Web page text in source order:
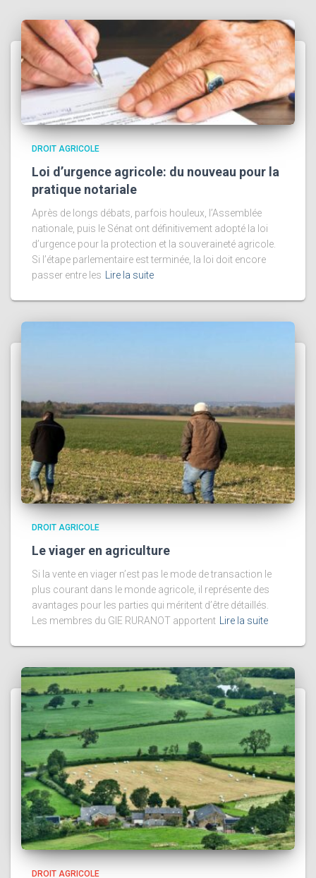
DROIT AGRICOLE
Loi d’urgence agricole: du nouveau pour la
pratique notariale
Après de longs débats, parfois houleux, l’Assemblée
nationale, puis le Sénat ont définitivement adopté la loi
d’urgence pour la protection et la souveraineté agricole.
Si l’étape parlementaire est terminée, la loi doit encore
passer entre les
Lire la suite
DROIT AGRICOLE
Le viager en agriculture
Si la vente en viager n’est pas le mode de transaction le
plus courant dans le monde agricole, il représente des
avantages pour les parties qui méritent d’être détaillés.
Les membres du GIE RURANOT apportent Lire la suite
DROIT AGRICOLE